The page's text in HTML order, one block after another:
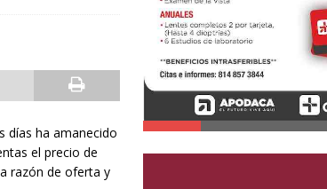
INTERNACIONAL
días ha amanecido
el precio de
razón de oferta y